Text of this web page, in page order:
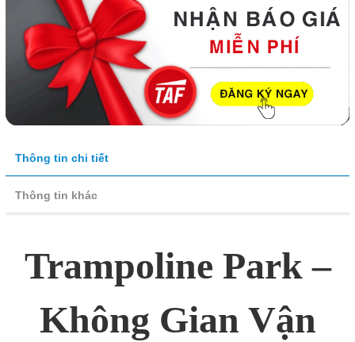
Thông tin chi tiết
Thông tin khác
Trampoline Park –
Không Gian Vận